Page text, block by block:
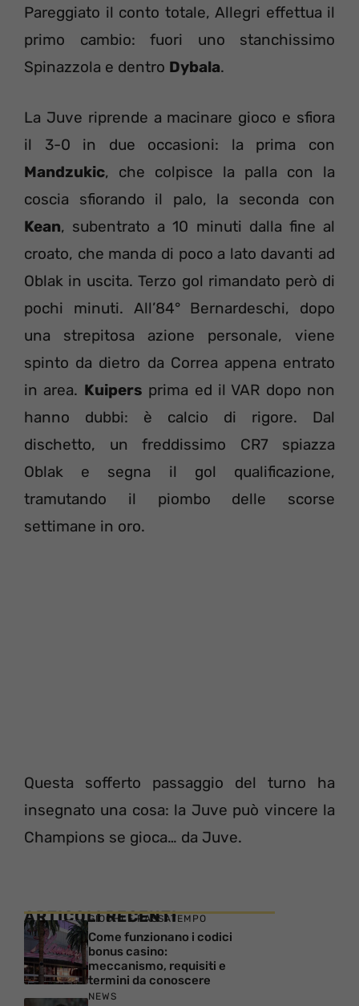
Pareggiato il conto totale, Allegri effettua il
primo cambio: fuori uno stanchissimo
Spinazzola e dentro Dybala.
La Juve riprende a macinare gioco e sfiora
il 3-0 in due occasioni: la prima con
Mandzukic, che colpisce la palla con la
coscia sfiorando il palo, la seconda con
Kean, subentrato a 10 minuti dalla fine al
croato, che manda di poco a lato davanti ad
Oblak in uscita. Terzo gol rimandato però di
pochi minuti. All’84° Bernardeschi, dopo
una strepitosa azione personale, viene
spinto da dietro da Correa appena entrato
in area. Kuipers prima ed il VAR dopo non
hanno dubbi: è calcio di rigore. Dal
dischetto, un freddissimo CR7 spiazza
Oblak e segna il gol qualificazione,
tramutando il piombo delle scorse
settimane in oro.
Questa sofferto passaggio del turno ha
insegnato una cosa: la Juve può vincere la
Champions se gioca… da Juve.
ARTICOLI RECENTI
GIOCHI E PASSATEMPO
Come funzionano i codici
bonus casino:
meccanismo, requisiti e
termini da conoscere
NEWS